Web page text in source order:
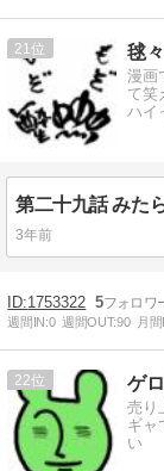
21 毬
漫画
て笑
ハ
第二十九話 みた
3年前
1753322 5
週間IN:0 週間OUT:90 月
22 ゲ
売り
ギャ
い